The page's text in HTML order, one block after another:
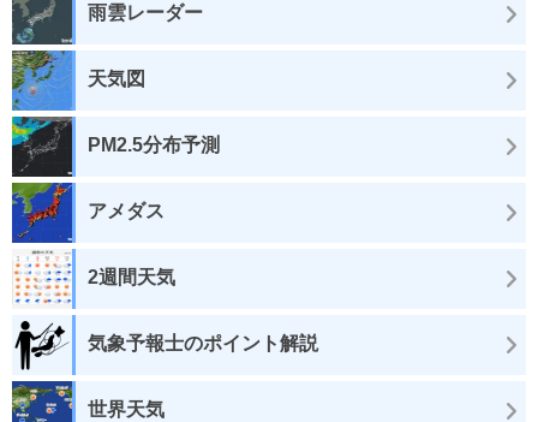
雨雲レーダー
天気図
PM2.5分布予測
アメダス
2週間天気
気象予報士のポイント解説
世界天気